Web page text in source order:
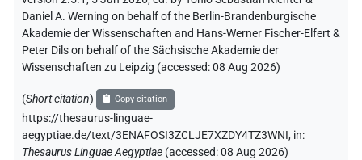
Daniel A. Werning on behalf of the Berlin-Brandenburgische
Akademie der Wissenschaften and Hans-Werner Fischer-Elfert &
Peter Dils on behalf of the Sächsische Akademie der
Wissenschaften zu Leipzig (accessed:08 Aug 2026)
(Short citation) Copy citation
https://thesaurus-linguae-
aegyptiae.de/text/3ENAFOSI3ZCLJE7XZDY4TZ3WNI, in:
Thesaurus Linguae Aegyptiae (accessed:08 Aug 2026)